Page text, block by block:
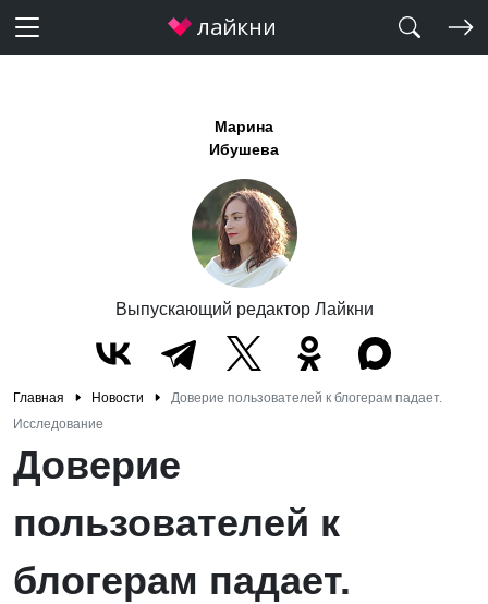
Марина
Ибушева
Выпускающий редактор Лайкни
Главная Новости
Доверие пользователей к блогерам падает.
Исследование
Доверие
пользователей к
блогерам падает.